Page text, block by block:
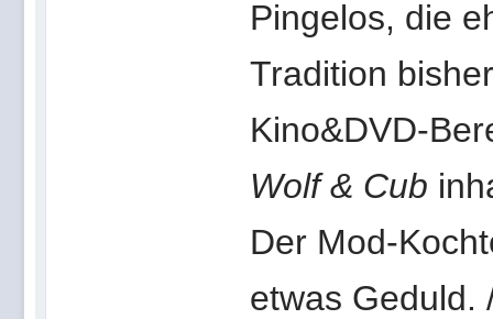
Pingelos, die
Tradition
Kino&DVD-
Wolf & Cub
Der Mod-
etwas Geduld.